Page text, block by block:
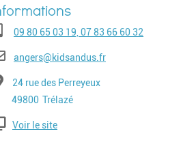
09 80 65 03 19, 07 83 66 60 32
mailangers@kidsandus.fr
24 rue des Perreyeux
Code postal
49800 Ville
Trélazé
Voir le site